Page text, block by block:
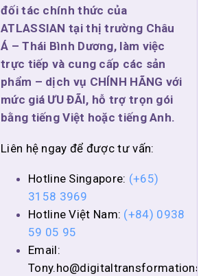
đối tác chính thức của
ATLASSIAN tại thị trường Châu
Á – Thái Bình Dương, làm việc
trực tiếp và cung cấp các sản
phẩm – dịch vụ CHÍNH HÃNG với
mức giá ƯU ĐÃI, hỗ trợ trọn gói
bằng tiếng Việt hoặc tiếng Anh.
Liên hệ ngay để được tư vấn:
Hotline Singapore: (+65)
3158 3969
Hotline Việt Nam: (+84) 0938
59 05 95
Email: